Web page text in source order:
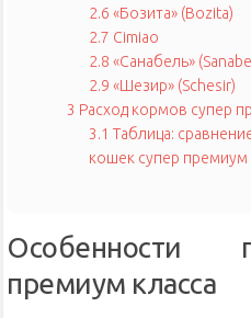
2.6 «Бозита» (Bozita)
2.7 Cimiao
2.8 «Санабель»
2.9 «Шезир» (Schesir)
3 Расход кормов супер
3.1 Таблица:
кошек супер премиум
Особенности
премиум класса